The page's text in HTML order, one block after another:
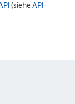
(sieheAPI-